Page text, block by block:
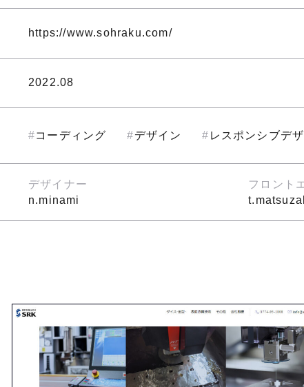
https://www.sohraku.com/
2022.08
コーディング デザイン レスポンシブデ
デザイナー
n.minami
フロント